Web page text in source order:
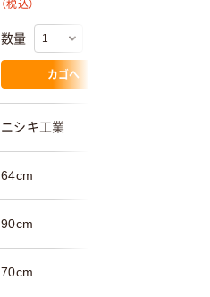
（税込）
数量
カゴへ
ニシキ工業
64cm
90cm
70cm